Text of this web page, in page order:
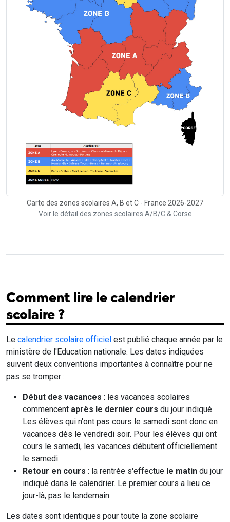
Carte des zones scolaires A, B et C - France 2026-2027
Voir le détail des zones scolaires A/B/C & Corse
Comment lire le calendrier
scolaire ?
Le calendrier scolaire officiel est publié chaque année par le
ministère de l'Education nationale. Les dates indiquées
suivent deux conventions importantes à connaître pour ne
pas se tromper :
Début des vacances : les vacances scolaires
commencent après le dernier cours du jour indiqué.
Les élèves qui n'ont pas cours le samedi sont donc en
vacances dès le vendredi soir. Pour les élèves qui ont
cours le samedi, les vacances débutent officiellement
le samedi.
Retour en cours : la rentrée s'effectue le matin du jour
indiqué dans le calendrier. Le premier cours a lieu ce
jour-là, pas le lendemain.
Les dates sont identiques pour toute la zone scolaire